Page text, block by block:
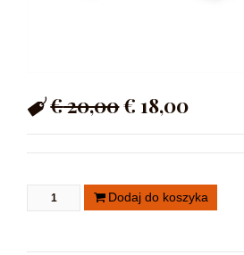
€20,00€ 18,00
Dodaj do koszyka